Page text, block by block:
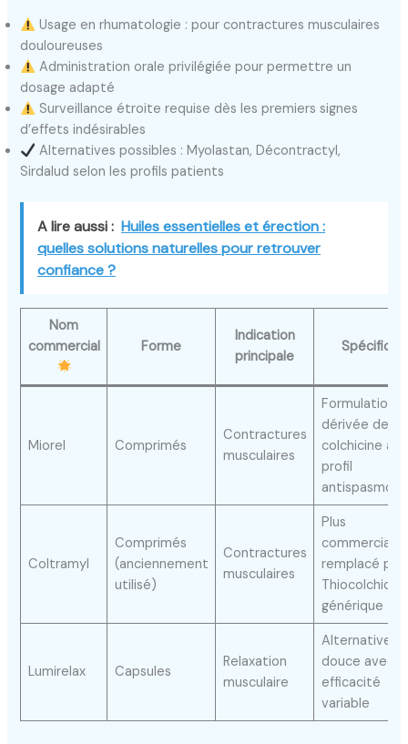
Usage en rhumatologie : pour contractures musculaires
douloureuses
Administration orale privilégiée pour permettre un
dosage adapté
Surveillance étroite requise dès les premiers signes
d’effets indésirables
Alternatives possibles : Myolastan, Décontractyl,
Sirdalud selon les profils patients
A lire aussi : Huiles essentielles et érection :
quelles solutions naturelles pour retrouver
confiance ?
Nom
commercial
Forme
Indication
principale
Spécificité
Miorel Comprimés
Contractures
musculaires
Formulation
dérivée de
colchicine
profil
Coltramyl
Comprimés
(anciennement
utilisé)
Contractures
musculaires
Plus
remplacé par
générique
Lumirelax Capsules
Relaxation
musculaire
Alternative
douce avec
efficacité
variable